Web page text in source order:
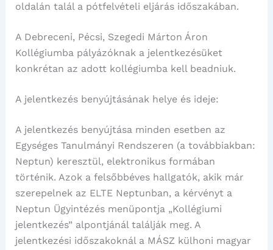
oldalán talál a pótfelvételi eljárás időszakában.
A Debreceni, Pécsi, Szegedi Márton Áron
Kollégiumba pályázóknak a jelentkezésüket
konkrétan az adott kollégiumba kell beadniuk.
A jelentkezés benyújtásának helye és ideje:
A jelentkezés benyújtása minden esetben az
Egységes Tanulmányi Rendszeren (a továbbiakban:
Neptun) keresztül, elektronikus formában
történik. Azok a felsőbbéves hallgatók, akik már
szerepelnek az ELTE Neptunban, a kérvényt a
Neptun Ügyintézés menüpontja „Kollégiumi
jelentkezés” alpontjánál találják meg. A
jelentkezési időszakoknál a MÁSZ külhoni magyar